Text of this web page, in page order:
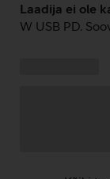
Laadija ei ole
W USB PD.